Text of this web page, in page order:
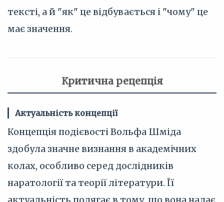
тексті, а й "як" це відбувається і "чому" це
має значення.
Критична рецепція
Актуальність концепції
Концепція подієвості Вольфа Шміда
здобула значне визнання в академічних
колах, особливо серед дослідників
наратології та теорії літератури. Її